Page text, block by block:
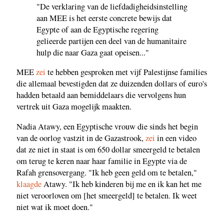
"De verklaring van de liefdadigheidsinstelling
aan MEE is het eerste concrete bewijs dat
Egypte of aan de Egyptische regering
gelieerde partijen een deel van de humanitaire
hulp die naar Gaza gaat opeisen..."
MEEzei te hebben gesproken met vijf Palestijnse families
die allemaal bevestigden dat ze duizenden dollars of euro's
hadden betaald aan bemiddelaars die vervolgens hun
vertrek uit Gaza mogelijk maakten.
Nadia Atawy, een Egyptische vrouw die sinds het begin
van de oorlog vastzit in de Gazastrook,zei in een video
dat ze niet in staat is om 650 dollar smeergeld te betalen
om terug te keren naar haar familie in Egypte via de
Rafah grensovergang. "Ik heb geen geld om te betalen,"
klaagdeAtawy. "Ik heb kinderen bij me en ik kan het me
niet veroorloven om [het smeergeld] te betalen. Ik weet
niet wat ik moet doen."